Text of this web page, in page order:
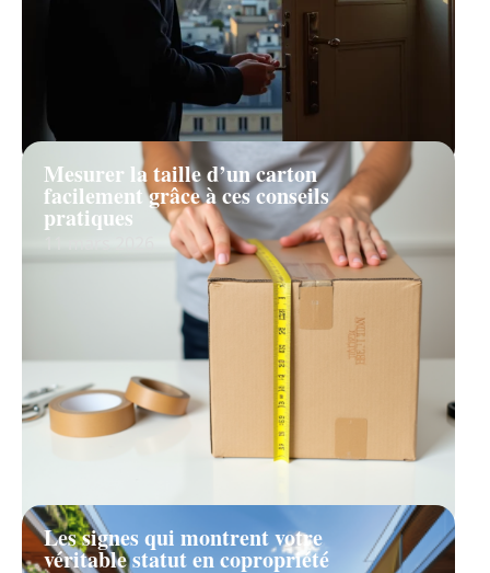
Mesurer la taille d’un carton
facilement grâce à ces conseils
pratiques
Les signes qui montrent votre
véritable statut en copropriété